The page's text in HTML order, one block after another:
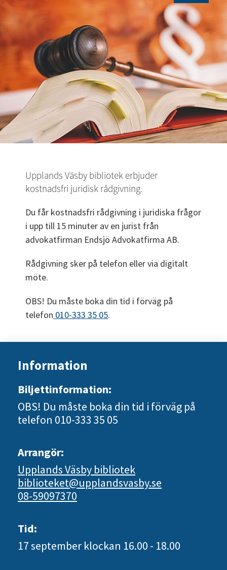
Upplands Väsby bibliotek erbjuder
kostnadsfri juridisk rådgivning.
Du får kostnadsfri rådgivning i juridiska frågor
i upp till 15 minuter av en jurist från
advokatfirman Endsjö Advokatfirma AB.
Rådgivning sker på telefon eller via digitalt
möte.
OBS! Du måste boka din tid i förväg på
telefon 010-333 35 05.
Information
Biljettinformation:
OBS! Du måste boka din tid i förväg på
telefon 010-333 35 05
Arrangör:
Upplands Väsby bibliotek
biblioteket@upplandsvasby.se
08-59097370
Tid:
17 september klockan 16.00 - 18.00